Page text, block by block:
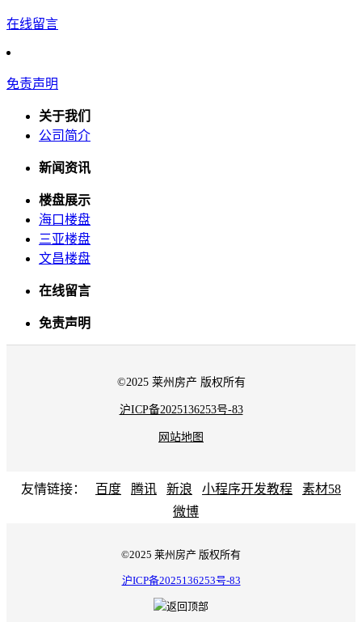
在线留言
免责声明
关于我们
公司简介
新闻资讯
楼盘展示
海口楼盘
三亚楼盘
文昌楼盘
在线留言
免责声明
©2025 莱州房产 版权所有
沪ICP备2025136253号-83
网站地图
友情链接： 百度 腾讯 新浪 小程序开发教程
素材58
微博
©2025 莱州房产 版权所有
沪ICP备2025136253号-83